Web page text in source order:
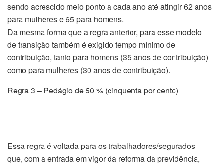
sendo acrescido meio ponto a cada ano até atingir 62 anos
para mulheres e 65 para homens.
Da mesma forma que a regra anterior, para esse modelo
de transição também é exigido tempo mínimo de
contribuição, tanto para homens (35 anos de contribuição)
como para mulheres (30 anos de contribuição).
Regra 3 – Pedágio de 50 % (cinquenta por cento)
Essa regra é voltada para os trabalhadores/segurados
que, com a entrada em vigor da reforma da previdência,